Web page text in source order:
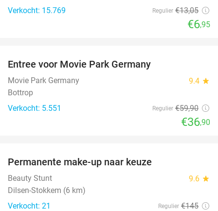
Verkocht: 15.769
Regulier €13,05
€6,95
Entree voor Movie Park Germany
Movie Park Germany 9.4 star
Bottrop
Verkocht: 5.551
Regulier €59,90
€36,90
Permanente make-up naar keuze
Beauty Stunt 9.6 star
Dilsen-Stokkem (6 km)
Verkocht: 21
Regulier €145